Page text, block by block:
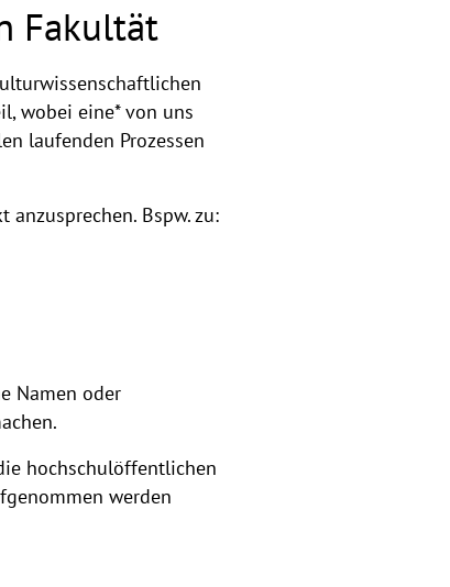
Fakultät
wobei eine* von uns
laufenden Prozessen
Bspw. zu:
Namen oder
hochschulöffentlichen
werden